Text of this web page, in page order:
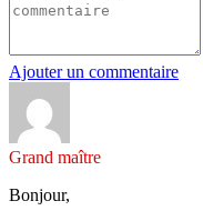
Ajouter un commentaire
Grand maître
Bonjour,